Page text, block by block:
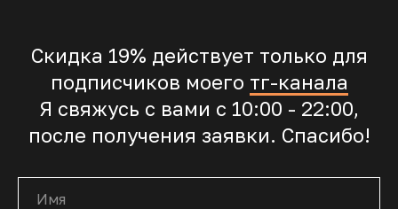
Скидка 19% действует только для
подписчиков моего тг-канала
Я свяжусь с вами с 10:00 - 22:00,
после получения заявки. Спасибо!